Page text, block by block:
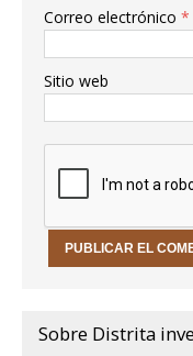
Correo electrónico *
Sitio web
Sobre Distrita